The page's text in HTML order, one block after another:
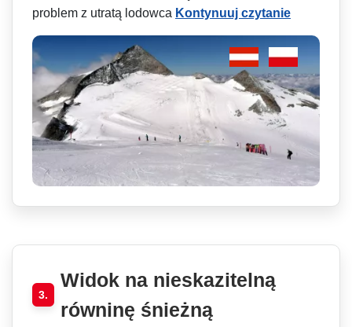
problem z utratą lodowca Kontynuuj czytanie
3.
Widok na nieskazitelną
równinę śnieżną